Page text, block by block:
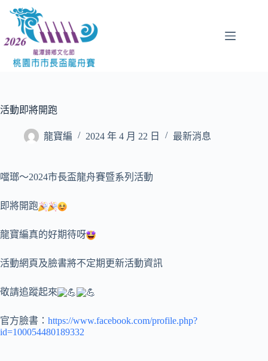
主
活動即將開跑
龍寶編 2024 年 4 月 22 日 最新消息
噹瑯～2024市長盃龍舟賽暨系列活動
即將開跑
龍寶編真的好期待呀
活動網頁及臉書將不定期更新活動資訊
敬請追蹤起來
官方臉書： https://www.facebook.com/profile.php?
id=100054480189332